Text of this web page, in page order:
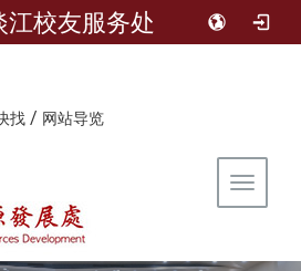
江校友服务处
找 / 网站导览
Toggle